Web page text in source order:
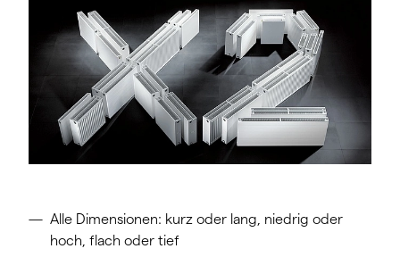
Alle Dimensionen: kurz oder lang, niedrig oder
hoch, flach oder tief